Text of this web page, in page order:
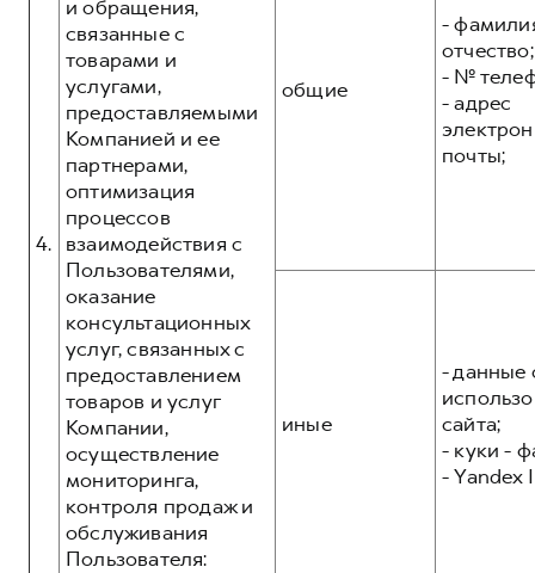
4.
и обращения,
связанные с
товарами и
услугами,
предоставляемыми
Компанией и ее
партнерами,
оптимизация
процессов
взаимодействия с
Пользователями,
оказание
консультационных
услуг, связанных с
предоставлением
товаров и услуг
Компании,
осуществление
мониторинга,
контроля продаж и
обслуживания
Пользователя:
общие
-
отчество;
- №
- адрес
почты;
иные
- данные
сайта;
- куки -
- Yandex